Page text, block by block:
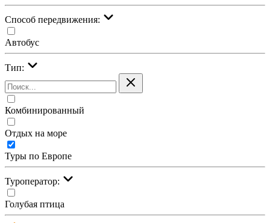
Cпособ передвижения:
Автобус
Тип:
Комбинированный
Отдых на море
Туры по Европе
Туроператор:
Голубая птица